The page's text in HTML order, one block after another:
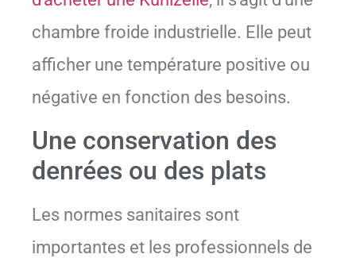
chambre froide industrielle. Elle peut
afficher une température positive ou
négative en fonction des besoins.
Une conservation des
denrées ou des plats
Les normes sanitaires sont
importantes et les professionnels de